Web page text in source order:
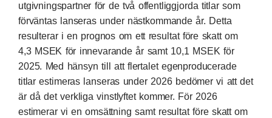
utgivningspartner för de två offentliggjorda titlar som
förväntas lanseras under nästkommande år. Detta
resulterar i en prognos om ett resultat före skatt om
4,3 MSEK för innevarande år samt 10,1 MSEK för
2025. Med hänsyn till att flertalet egenproducerade
titlar estimeras lanseras under 2026 bedömer vi att det
är då det verkliga vinstlyftet kommer. För 2026
estimerar vi en omsättning samt resultat före skatt om